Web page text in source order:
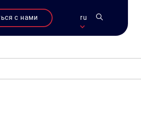
с нами ru